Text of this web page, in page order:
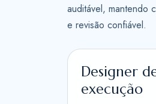
auditável, mantendo
e revisão confiável.
Designer
execução